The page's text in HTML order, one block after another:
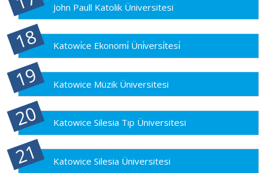
John Paull Katolik Üniversitesi
Katowi̇ce Ekonomi̇ Üni̇versi̇tesi̇
Katowice Müzik Üniversitesi
Katowice Silesia Tıp Üniversitesi
Katowice Silesia Üniversitesi